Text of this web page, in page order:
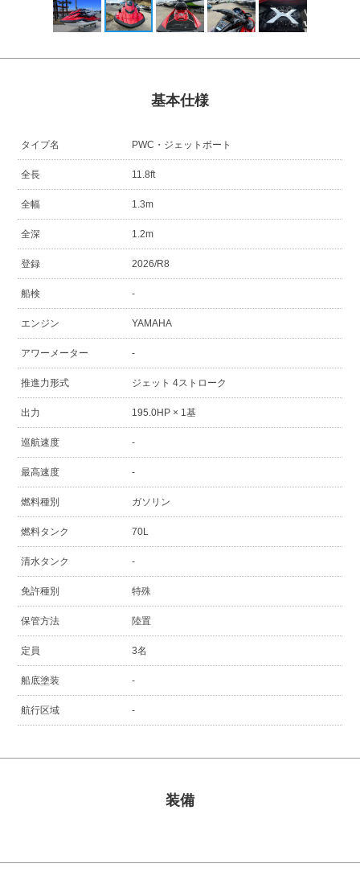
基本仕様
タイプ名 PWC・ジェットボート
全長 11.8ft
全幅 1.3m
全深 1.2m
登録 2026/R8
船検 -
エンジン YAMAHA
アワーメーター -
推進力形式 ジェット 4ストローク
出力 195.0HP × 1基
巡航速度 -
最高速度 -
燃料種別 ガソリン
燃料タンク 70L
清水タンク -
免許種別 特殊
保管方法 陸置
定員 3名
船底塗装 -
航行区域 -
装備